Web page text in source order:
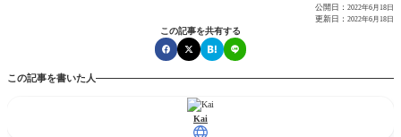
公開日： 2022年6月18日
更新日： 2022年6月18日
この記事を共有する
この記事を書いた人
Kai